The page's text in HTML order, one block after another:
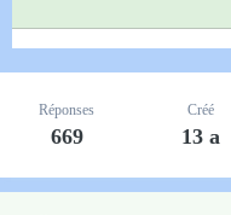
Réponses
669
Créé
13 a